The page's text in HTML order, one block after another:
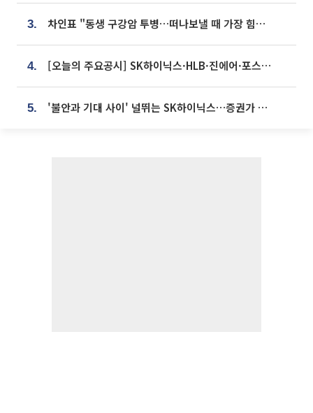
3. 차인표 "동생 구강암 투병…떠나보낼 때 가장 힘들었다”
4. [오늘의 주요공시] SK하이닉스·HLB·진에어·포스코홀딩스·네이버·대우건설 등
5. '불안과 기대 사이' 널뛰는 SK하이닉스…증권가 "HBM4·LTA 기반 펀터멘털 견고"